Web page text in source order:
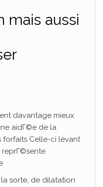
mais aussi
davantage mieux
aidГ©e de la
Celle-ci levant
reprГ©sente
sorte, de dilatation